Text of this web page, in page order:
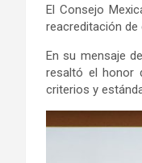
El Consejo
reacreditación de
En su mensaje
resaltó el honor
criterios y